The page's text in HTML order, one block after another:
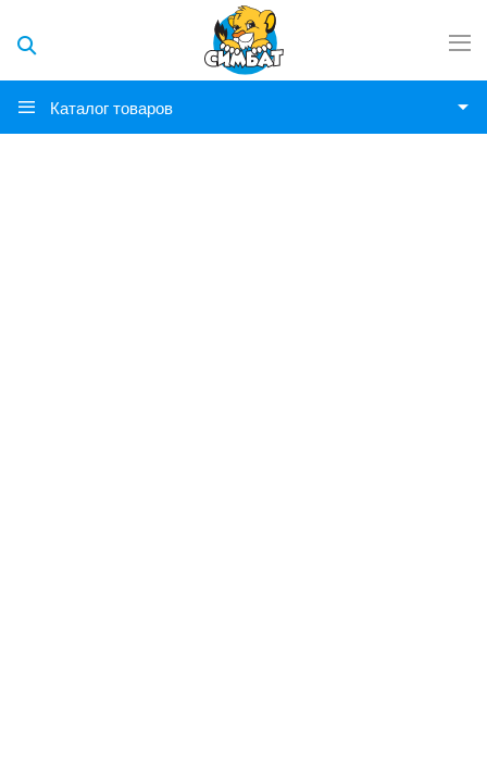
Каталог товаров